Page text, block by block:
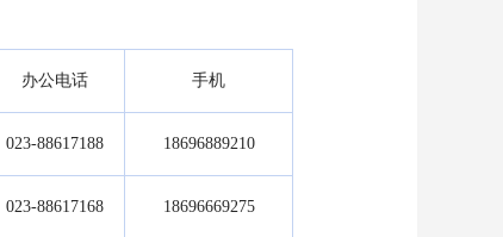
办公电话 手机
023-88617188 18696889210
023-88617168 18696669275